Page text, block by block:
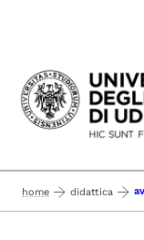
Passa al
home didattica